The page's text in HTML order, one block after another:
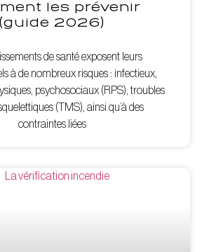
les prévenir
(guide 2026)
de santé exposent leurs
à de nombreux risques : infectieux,
psychosociaux (RPS), troubles
(TMS), ainsi qu’à des
contraintes liées